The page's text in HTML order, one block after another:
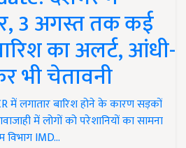
3 अगस्त तक कई
का अलर्ट, आंधी-
भी चेतावनी
में लगातार बारिश होने के कारण सड़कों
में लोगों को परेशानियों का सामना
विभाग IMD…